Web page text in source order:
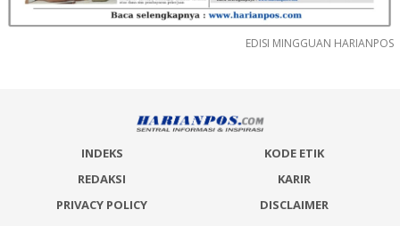
EDISI MINGGUAN HARIANPOS
INDEKS
KODE ETIK
REDAKSI
KARIR
PRIVACY POLICY
DISCLAIMER